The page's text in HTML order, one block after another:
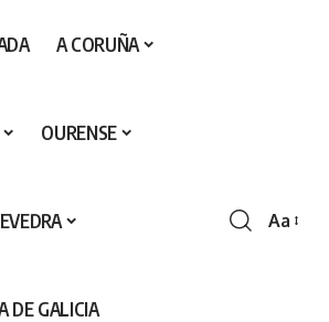
A CORUÑA
OURENSE
DE GALICIA
Aa